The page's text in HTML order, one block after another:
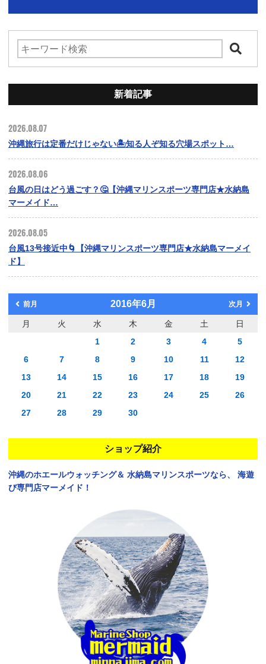
新着記事
2026.08.07
沖縄旅行は定番だけじゃない🏝️知る人ぞ知る穴場スポット…
2026.08.06
台風の日はどう過ごす？🤔【沖縄マリンスポーツ専門店★水納島
マーメイド…
2026.08.05
台風13号接近中🌀【沖縄マリンスポーツ専門店★水納島マーメイ
ド】
前月 2016年6月 次月
月 火 水 木 金 土
日
1
2 3 4
5
6
7 8 9 10 11
12
13
14 15 16 17 18
19
20
21 22 23 24 25
26
27
28 29 30
ショップ紹介
沖縄のホエールウォッチング＆ 水納島マリンスポーツなら、
海遊
び専門店マーメイド！